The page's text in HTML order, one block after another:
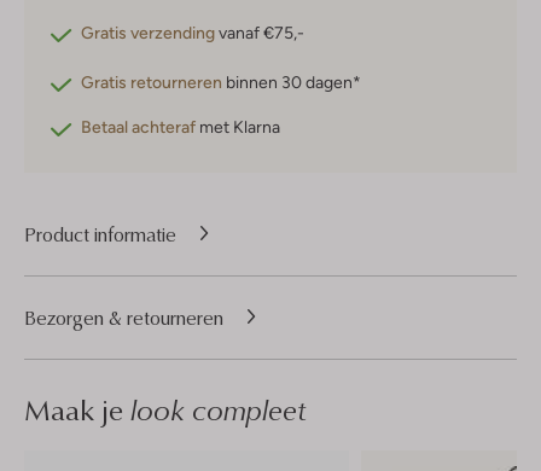
Gratis verzendingvanaf €75,-
Gratis retourneren binnen 30 dagen*
Betaal achteraf met Klarna
Product informatie
Bezorgen & retourneren
Maak je look compleet